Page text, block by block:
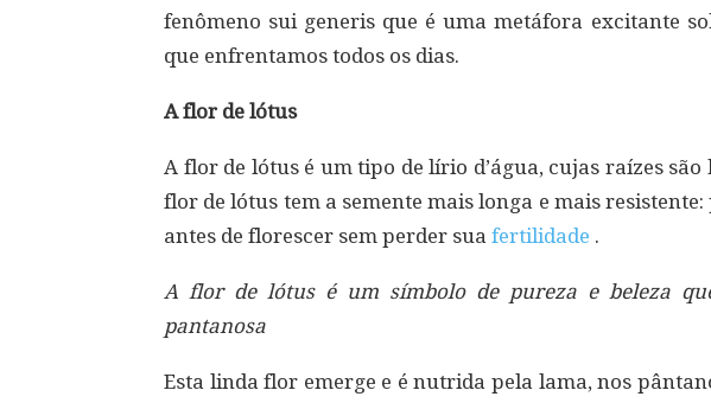
fenômeno sui generis que é uma metáfora excitante
que enfrentamos todos os dias.
A flor de lótus
A flor de lótus é um tipo de lírio d’água, cujas raízes são
flor de lótus tem a semente mais longa e mais
antes de florescer sem perder sua fertilidade .
A flor de lótus é um símbolo de pureza e beleza
pantanosa
Esta linda flor emerge e é nutrida pela lama, nos